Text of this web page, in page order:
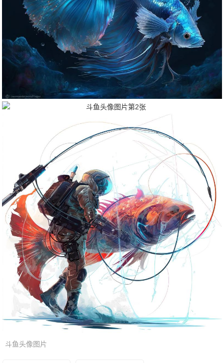
斗鱼头像图片